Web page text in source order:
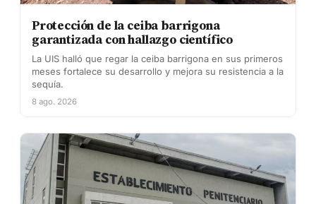
Protección de la ceiba barrigona
garantizada con hallazgo científico
La UIS halló que regar la ceiba barrigona en sus primeros
meses fortalece su desarrollo y mejora su resistencia a la
sequía.
8 ago. 2026